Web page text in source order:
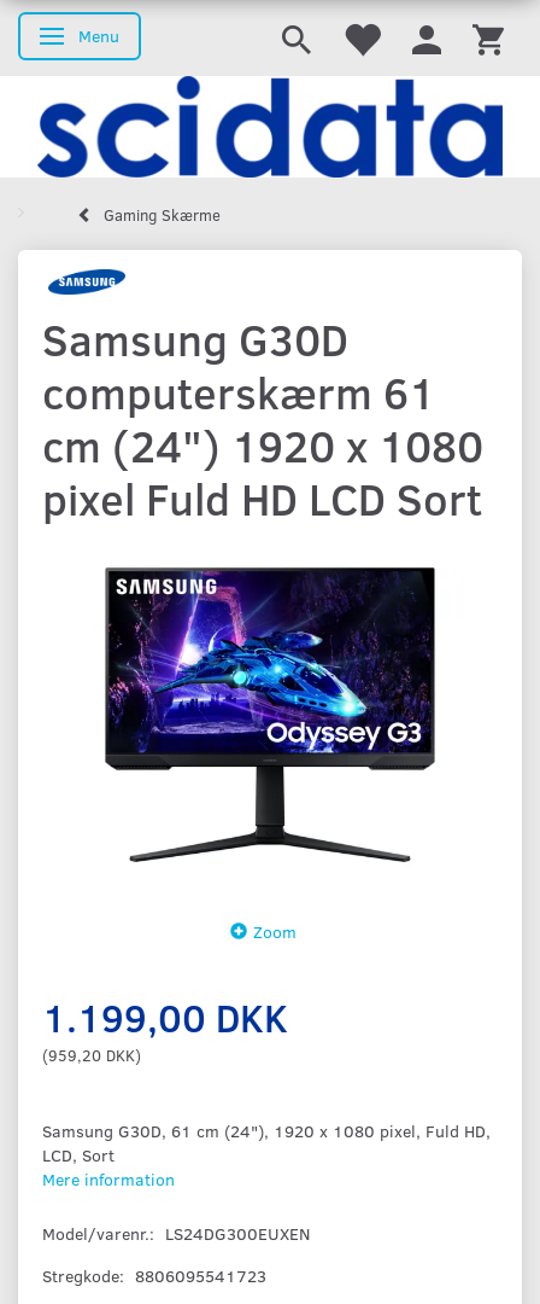
Skifte navigation
Menu
Gaming Skærme
Samsung G30D
computerskærm 61
cm (24") 1920 x 1080
pixel Fuld HD LCD Sort
Zoom
1.199,00 DKK
(959,20 DKK)
Samsung G30D, 61 cm (24"), 1920 x 1080 pixel, Fuld HD,
LCD, Sort
Mere information
Model/varenr.: LS24DG300EUXEN
Stregkode: 8806095541723